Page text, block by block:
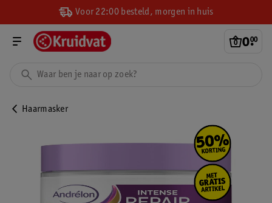
Voor 22:00 besteld, morgen in huis
0.
00
Haarmasker